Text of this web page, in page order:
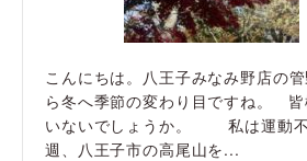
こんにちは。八王子みなみ野店
ら冬へ季節の変わり目ですね。
いないでしょうか。 私は運動不
週、八王子市の高尾山を...